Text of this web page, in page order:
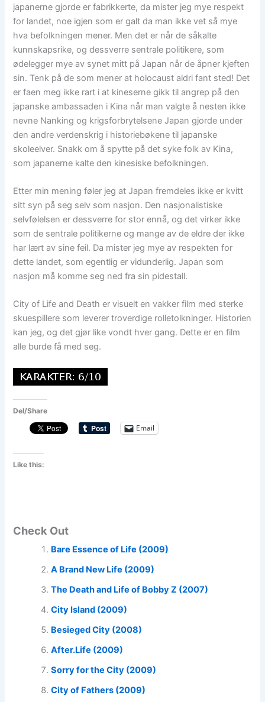
japanerne gjorde er fabrikkerte, da mister jeg mye respekt
for landet, noe igjen som er galt da man ikke vet så mye
hva befolkningen mener. Men det er når de såkalte
kunnskapsrike, og dessverre sentrale politikere, som
ødelegger mye av synet mitt på Japan når de åpner kjeften
sin. Tenk på de som mener at holocaust aldri fant sted! Det
er faen meg ikke rart i at kineserne gikk til angrep på den
japanske ambassaden i Kina når man valgte å nesten ikke
nevne Nanking og krigsforbrytelsene Japan gjorde under
den andre verdenskrig i historiebøkene til japanske
skoleelver. Snakk om å spytte på det syke folk av Kina,
som japanerne kalte den kinesiske befolkningen.
Etter min mening føler jeg at Japan fremdeles ikke er kvitt
sitt syn på seg selv som nasjon. Den nasjonalistiske
selvfølelsen er dessverre for stor ennå, og det virker ikke
som de sentrale politikerne og mange av de eldre der ikke
har lært av sine feil. Da mister jeg mye av respekten for
dette landet, som egentlig er vidunderlig. Japan som
nasjon må komme seg ned fra sin pidestall.
City of Life and Death er visuelt en vakker film med sterke
skuespillere som leverer troverdige rolletolkninger. Historien
kan jeg, og det gjør like vondt hver gang. Dette er en film
alle burde få med seg.
Del/Share
Email
Like this:
Check Out
Bare Essence of Life (2009)
A Brand New Life (2009)
The Death and Life of Bobby Z (2007)
City Island (2009)
Besieged City (2008)
After.Life (2009)
Sorry for the City (2009)
City of Fathers (2009)